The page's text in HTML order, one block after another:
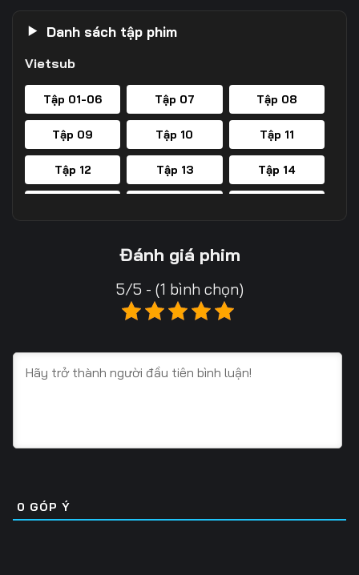
Danh sách tập phim
Vietsub
Tập 01-06 Tập 07 Tập 08
Tập 09 Tập 10 Tập 11
Tập 12 Tập 13 Tập 14
Tập 25
Tập 30 Tập 31
Tập 36 Tập 37 Tập 38
Tập 42 Tập 43 Tập 44
Đánh giá phim
5/5 - (1 bình chọn)
0 GÓP Ý